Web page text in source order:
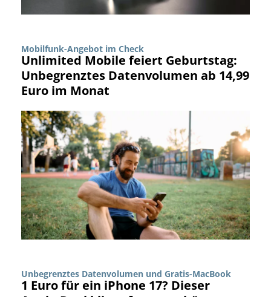
Mobilfunk-Angebot im Check
Unlimited Mobile feiert Geburtstag:
Unbegrenztes Datenvolumen ab 14,99
Euro im Monat
Unbegrenztes Datenvolumen und Gratis-MacBook
1 Euro für ein iPhone 17? Dieser